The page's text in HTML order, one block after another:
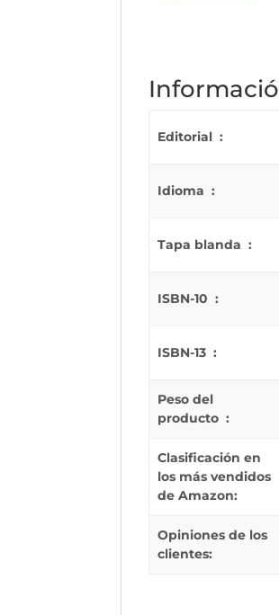
Editorial ‏ : ‎
Idioma ‏ : ‎
Tapa blanda ‏ : ‎
ISBN-10 ‏ : ‎
ISBN-13 ‏ : ‎
Peso del
producto ‏ : ‎
Clasificación en
los más vendidos
de Amazon:
Opiniones de los
clientes: